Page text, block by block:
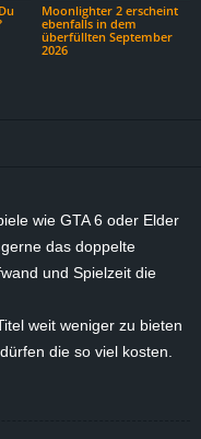
Moonlighter 2 erscheint
ebenfalls in dem
überfüllten September
2026
wie GTA 6 oder Elder
das doppelte
und Spielzeit die
weit weniger zu bieten
die so viel kosten.